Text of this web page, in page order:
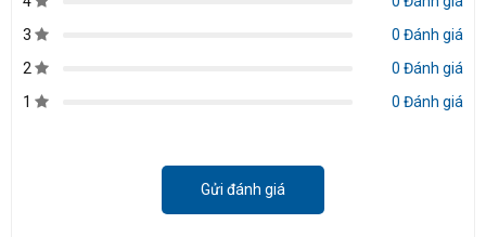
3
0 Đánh giá
2
0 Đánh giá
1
0 Đánh giá
Gửi đánh giá